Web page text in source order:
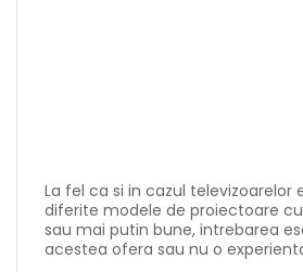
La fel ca si in cazul televizoarelor
diferite modele de proiectoare
sau mai putin bune, intrebarea
acestea ofera sau nu o